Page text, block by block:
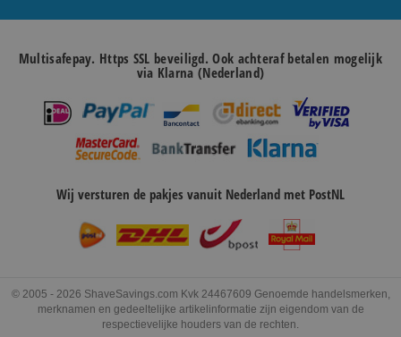
Multisafepay. Https SSL beveiligd. Ook achteraf betalen mogelijk
via Klarna (Nederland)
Wij versturen de pakjes vanuit Nederland met PostNL
© 2005 - 2026 ShaveSavings.com Kvk 24467609 Genoemde handelsmerken,
merknamen en gedeeltelijke artikelinformatie zijn eigendom van de
respectievelijke houders van de rechten.